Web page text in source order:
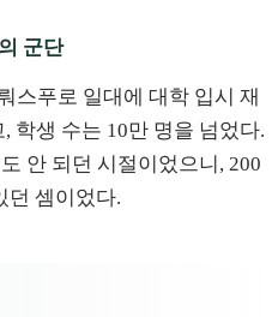
군단
스푸로 일대에 대학 입시 재
학생 수는 10만 명을 넘었다.
안 되던 시절이었으니, 200
던 셈이었다.